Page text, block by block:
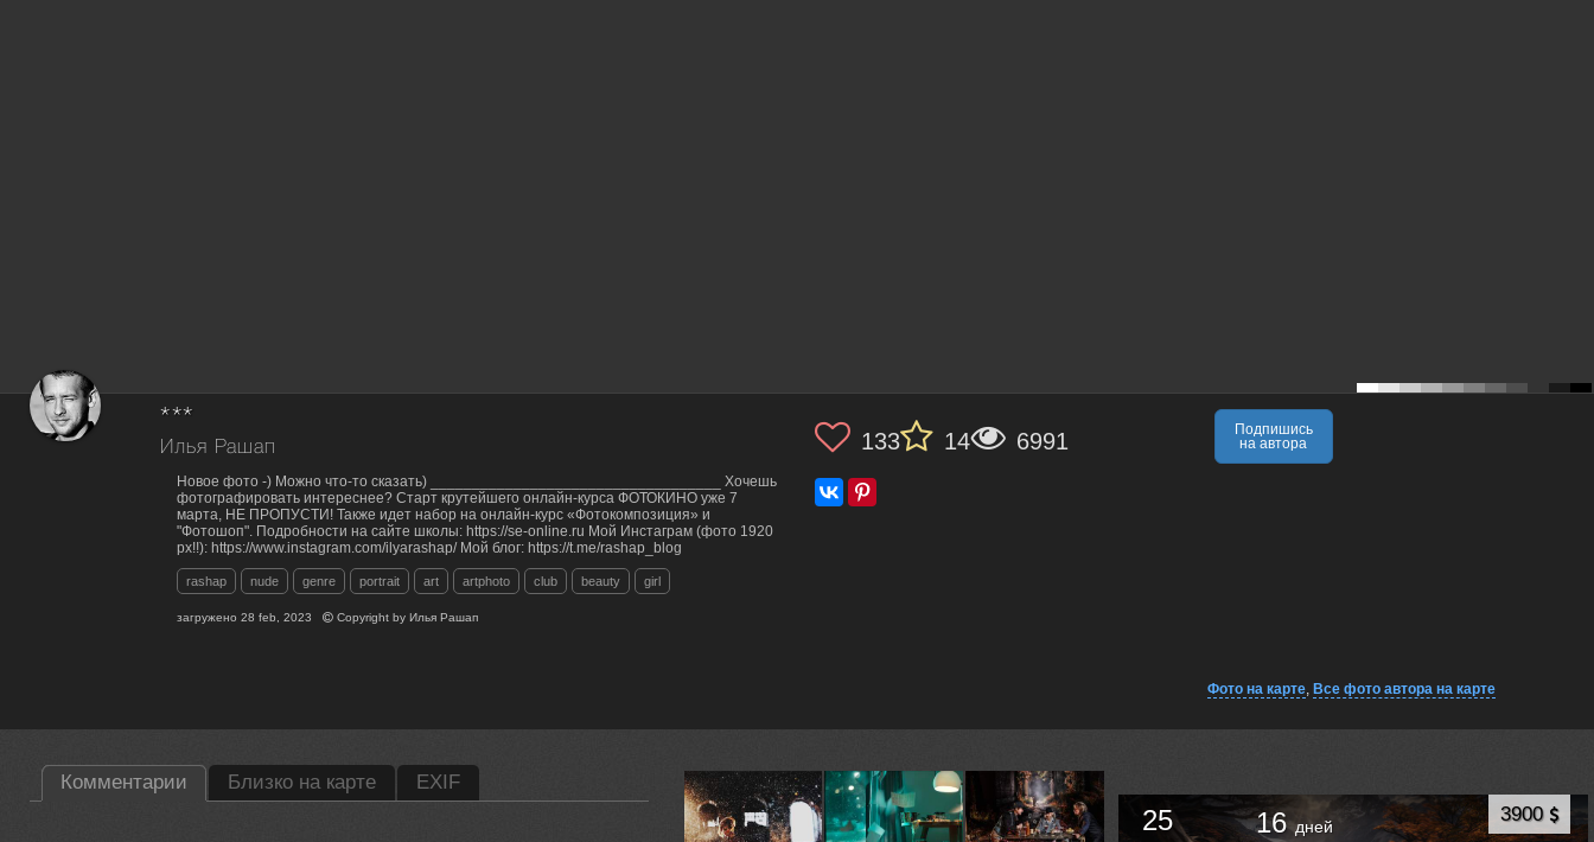
***
Илья Рашап
Новое фото -) Можно что-то сказать) ___________________________________ Хочешь
фотографировать интереснее? Старт крутейшего онлайн-курса ФОТОКИНО уже 7
марта, НЕ ПРОПУСТИ! Также идет набор на онлайн-курс «Фотокомпозиция» и
"Фотошоп". Подробности на сайте школы: https://se-online.ru Мой Инстаграм (фото 1920
px!!): https://www.instagram.com/ilyarashap/ Мой блог: https://t.me/rashap_blog
rashap nude genre portrait art artphoto club beauty girl
загружено28 feb, 2023 Copyright byИлья Рашап
133 14 6991
Подпишись
на автора
Фото на карте, Все фото автора на карте
Комментарии Близко на карте EXIF
3900
25 16дней